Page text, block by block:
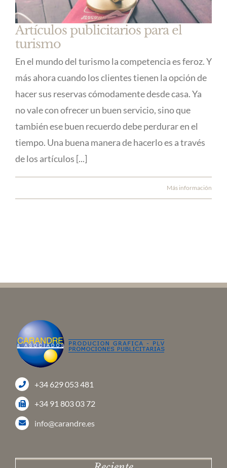
Artículos publicitarios para el
turismo
En el mundo del turismo la competencia es feroz. Y
más ahora cuando los clientes tienen la opción de
hacer sus reservas cómodamente desde casa. Ya
no vale con ofrecer un buen servicio, sino que
también ese buen recuerdo debe perdurar en el
tiempo. Una buena manera de hacerlo es a través
de los artículos [...]
Más información
+34 629 053 481
+34 91 803 03 72
info@carandre.es